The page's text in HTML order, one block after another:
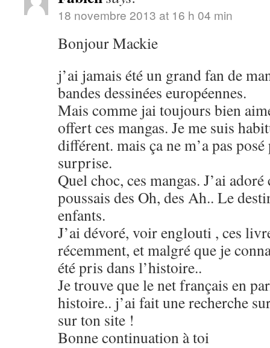
18 novembre 2013 at 16 h 04 min
Bonjour Mackie
j’ai jamais été un grand fan de
bandes dessinées européennes.
Mais comme jai toujours bien
offert ces mangas. Je me suis
différent. mais ça ne m’a pas
surprise.
Quel choc, ces mangas. J’ai
poussais des Oh, des Ah.. Le
enfants.
J’ai dévoré, voir englouti , ces
récemment, et malgré que je
été pris dans l’histoire..
Je trouve que le net français en
histoire.. j’ai fait une recherche
sur ton site !
Bonne continuation à toi